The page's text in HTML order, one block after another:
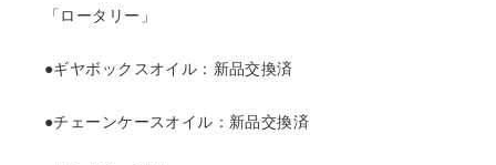
「ロータリー」
●ギヤボックスオイル：新品交換済
●チェーンケースオイル：新品交換済